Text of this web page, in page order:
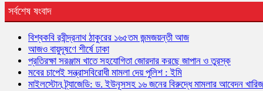
সর্বশেষ ষংবাদ
বিশ্বকবি রবীন্দ্রনাথ ঠাকুরের ১৬৫তম জন্মজয়ন্তী আজ
আজও বায়ুদূষণে শীর্ষে ঢাকা
প্রতিরক্ষা সরঞ্জাম খাতে সহযোগিতা জোরদার করছে জাপান ও তুরস্ক
মবের চাপেই সন্ত্রাসবিরোধী মামলা দেয় পুলিশ : ইমি
মাইলস্টোন ট্র্যাজেডি: ড. ইউনূসসহ ১৬ জনের বিরুদ্ধে মামলার আবেদন খারিজ